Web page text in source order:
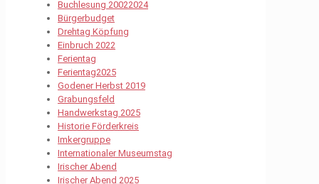
Buchlesung 20022024
Bürgerbudget
Drehtag Köpfung
Einbruch 2022
Ferientag
Ferientag2025
Godener Herbst 2019
Grabungsfeld
Handwerkstag 2025
Historie Förderkreis
Imkergruppe
Internationaler Museumstag
Irischer Abend
Irischer Abend 2025